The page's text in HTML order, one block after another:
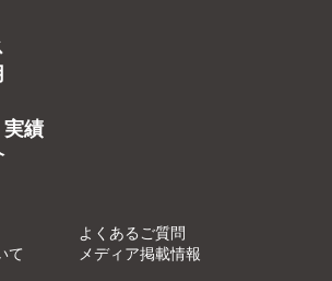
実績
よくあるご質問
て
メディア掲載情報